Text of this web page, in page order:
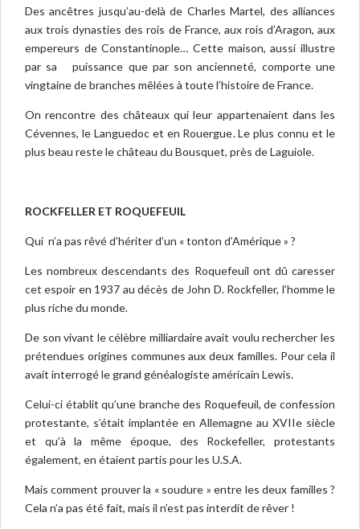
Des ancêtres jusqu’au-delà de Charles Martel, des alliances
aux trois dynasties des rois de France, aux rois d’Aragon, aux
empereurs de Constantinople… Cette maison, aussi illustre
par sa puissance que par son ancienneté, comporte une
vingtaine de branches mêlées à toute l’histoire de France.
On rencontre des châteaux qui leur appartenaient dans les
Cévennes, le Languedoc et en Rouergue. Le plus connu et le
plus beau reste le château du Bousquet, près de Laguiole.
ROCKFELLER ET ROQUEFEUIL
Qui n’a pas rêvé d’hériter d’un « tonton d’Amérique » ?
Les nombreux descendants des Roquefeuil ont dû caresser
cet espoir en 1937 au décès de John D. Rockfeller, l’homme le
plus riche du monde.
De son vivant le célèbre milliardaire avait voulu rechercher les
prétendues origines communes aux deux familles. Pour cela il
avait interrogé le grand généalogiste américain Lewis.
Celui-ci établit qu’une branche des Roquefeuil, de confession
protestante, s’était implantée en Allemagne au XVIIe siècle
et qu’à la même époque, des Rockefeller, protestants
également, en étaient partis pour les U.S.A.
Mais comment prouver la « soudure » entre les deux familles ?
Cela n’a pas été fait, mais il n’est pas interdit de rêver !